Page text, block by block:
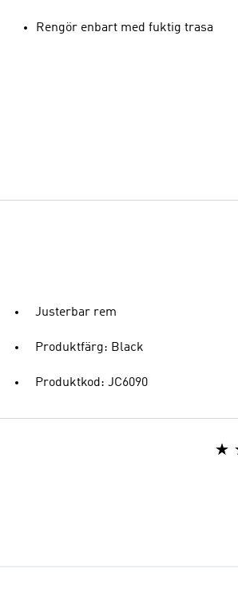
Rengör enbart med fuktig trasa
Justerbar rem
Produktfärg: Black
Produktkod: JC6090